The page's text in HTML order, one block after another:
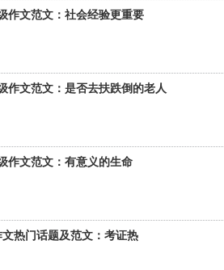
作文范文：社会经验更重要
作文范文：是否去扶跌倒的老人
作文范文：有意义的生命
热门话题及范文：考证热